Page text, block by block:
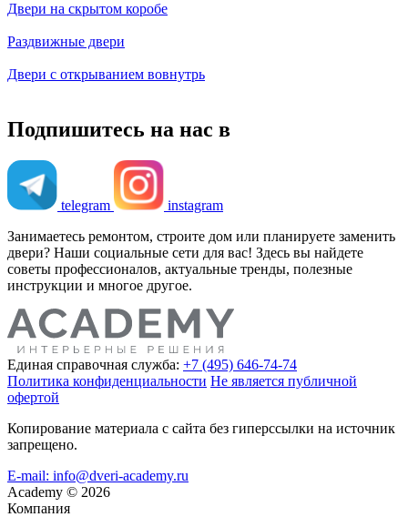
Двери на скрытом коробе
Раздвижные двери
Двери с открыванием вовнутрь
Подпишитесь на нас в
telegram
instagram
Занимаетесь ремонтом, строите дом или планируете заменить
двери? Наши социальные сети для вас! Здесь вы найдете
советы профессионалов, актуальные тренды, полезные
инструкции и многое другое.
Единая справочная служба: +7 (495) 646-74-74
Политика конфиденциальности Не является публичной
офертой
Копирование материала с сайта без гиперссылки на источник
запрещено.
E-mail: info@dveri-academy.ru
Academy © 2026
Компания